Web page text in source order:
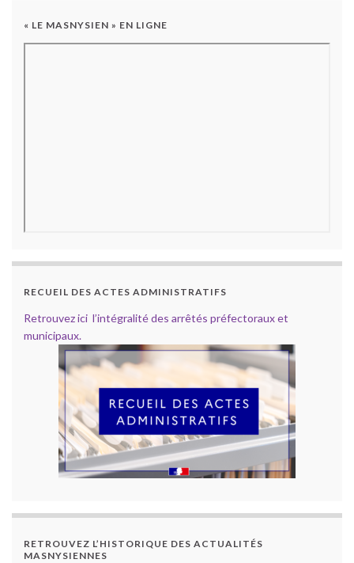
« LE MASNYSIEN » EN LIGNE
RECUEIL DES ACTES ADMINISTRATIFS
Retrouvez ici l’intégralité des arrêtés préfectoraux et
municipaux.
RETROUVEZ L’HISTORIQUE DES ACTUALITÉS
MASNYSIENNES